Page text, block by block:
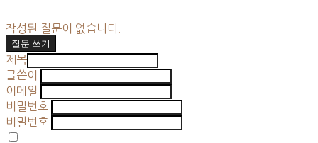
작성된 질문이 없습니다.
질문 쓰기
제목
글쓴이
이메일
비밀번호
비밀번호